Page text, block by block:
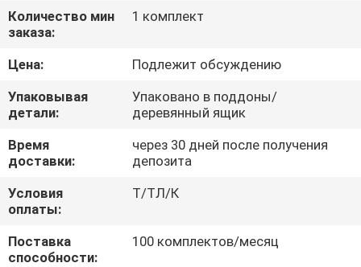
КАЧЕСТВА
СВЯЖИТЕСЬ
С
НАМИ
НОВОСТИ
ЗАПРОСИТЕ
ЦИТАТУ
Количество мин
заказа:
1 комплект
Цена:
Подлежит обсуждению
Упаковывая
детали:
Упаковано в поддоны/
деревянный ящик
Время
доставки:
через 30 дней после получения
депозита
Условия
оплаты:
Т/ТЛ/К
Поставка
способности:
100 комплектов/месяц